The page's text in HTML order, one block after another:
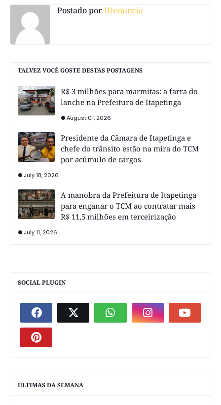
Postado porIDenuncia
TALVEZ VOCÊ GOSTE DESTAS POSTAGENS
R$ 3 milhões para marmitas: a farra do
lanche na Prefeitura de Itapetinga
August 01, 2026
Presidente da Câmara de Itapetinga e
chefe do trânsito estão na mira do TCM
por acúmulo de cargos
July 18, 2026
A manobra da Prefeitura de Itapetinga
para enganar o TCM ao contratar mais
R$ 11,5 milhões em terceirização
July 11, 2026
SOCIAL PLUGIN
ÚLTIMAS DA SEMANA